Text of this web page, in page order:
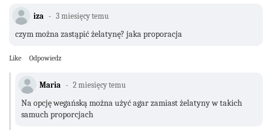
iza 3 miesięcy temu
czym można zastąpić żelatynę? jaka proporacja
Like Odpowiedz
Maria 2 miesięcy temu
Na opcję wegańską można użyć agar zamiast żelatyny w takich
samuch proporcjach